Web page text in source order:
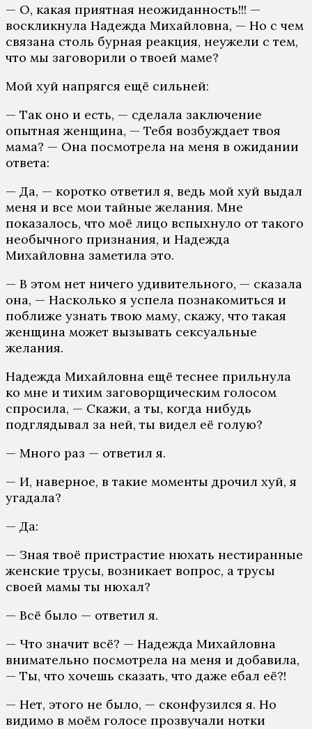
— О, какая приятная неожиданность!!! —
воскликнула Надежда Михайловна, — Но с чем
связана столь бурная реакция, неужели с тем,
что мы заговорили о твоей маме?
Мой хуй напрягся ещё сильней:
— Так оно и есть, — сделала заключение
опытная женщина, — Тебя возбуждает твоя
мама? — Она посмотрела на меня в ожидании
ответа:
— Да, — коротко ответил я, ведь мой хуй выдал
меня и все мои тайные желания. Мне
показалось, что моё лицо вспыхнуло от такого
необычного признания, и Надежда
Михайловна заметила это.
— В этом нет ничего удивительного, — сказала
она, — Насколько я успела познакомиться и
поближе узнать твою маму, скажу, что такая
женщина может вызывать сексуальные
желания.
Надежда Михайловна ещё теснее прильнула
ко мне и тихим заговорщическим голосом
спросила, — Скажи, а ты, когда нибудь
подглядывал за ней, ты видел её голую?
— Много раз — ответил я.
— И, наверное, в такие моменты дрочил хуй, я
угадала?
— Да:
— Зная твоё пристрастие нюхать нестиранные
женские трусы, возникает вопрос, а трусы
своей мамы ты нюхал?
— Всё было — ответил я.
— Что значит всё? — Надежда Михайловна
внимательно посмотрела на меня и добавила,
— Ты, что хочешь сказать, что даже ебал её?!
— Нет, этого не было, — сконфузился я. Но
видимо в моём голосе прозвучали нотки